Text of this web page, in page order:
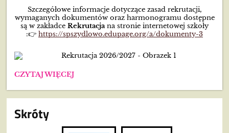
Szczegółowe informacje dotyczące zasad rekrutacji,
wymaganych dokumentów oraz harmonogramu dostępne
są w zakładce Rekrutacja na stronie internetowej szkoły
:👉 https://spszydlowo.edupage.org/a/dokumenty-3
REKRUTACJA
CZYTAJ WIĘCEJ
Skróty